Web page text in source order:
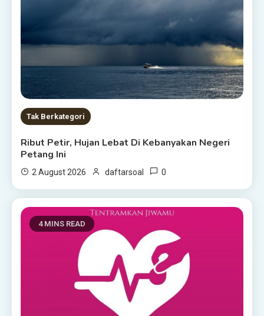
Tak Berkategori
Ribut Petir, Hujan Lebat Di Kebanyakan Negeri
Petang Ini
2 August 2026 daftarsoal 0
4 MINS READ